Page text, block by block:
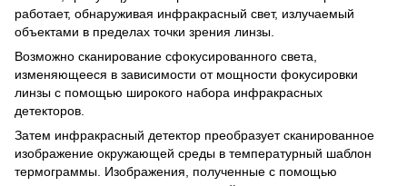
работает, обнаруживая инфракрасный свет, излучаемый
объектами в пределах точки зрения линзы.
Возможно сканирование сфокусированного света,
изменяющееся в зависимости от мощности фокусировки
линзы с помощью широкого набора инфракрасных
детекторов.
Затем инфракрасный детектор преобразует сканированное
изображение окружающей среды в температурный шаблон
термограммы. Изображения, полученные с помощью